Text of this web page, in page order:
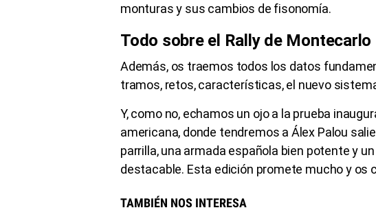
monturas y sus cambios de fisonomía.
Todo sobre el Rally de Montecarlo
Además, os traemos todos los datos
tramos, retos, características, el nuevo
Y, como no, echamos un ojo a la prueba
americana, donde tendremos a Álex Palou
parrilla, una armada española bien potente y
destacable. Esta edición promete mucho y os
TAMBIÉN NOS INTERESA